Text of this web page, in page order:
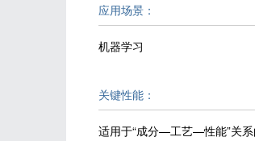
应用场景：
机器学习
关键性能：
适用于“成分—工艺—性能”关